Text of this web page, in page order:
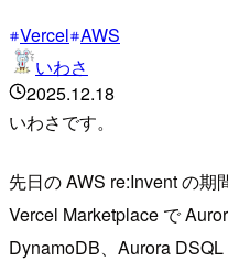
Vercel AWS
いわさ
2025.12.18
いわさです。
先日の AWS re:Invent の期
Vercel Marketplace で
DynamoDB、Aurora